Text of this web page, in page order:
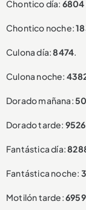
Chontico día: 6804
Chontico noche:
Culona día:8474.
Culona noche:
Dorado mañana:
Dorado tarde:
Fantástica día:
Fantástica noche:
Motilón tarde: